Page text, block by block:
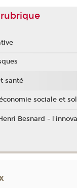
santé
sociale et
Besnard -